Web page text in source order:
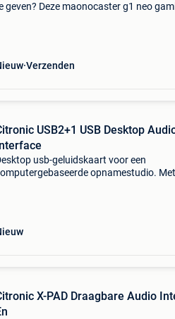
geven? Deze maonocaster g1 neo
Verzenden
USB2+1 USB Desktop
usb-geluidskaart voor een
opnamestudio.
X-PAD Draagbare Audio